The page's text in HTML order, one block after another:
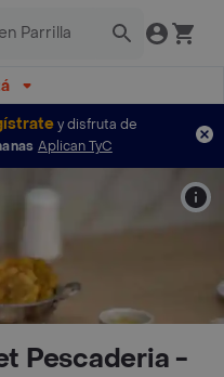
y disfruta de
Aplican TyC
Pescaderia -